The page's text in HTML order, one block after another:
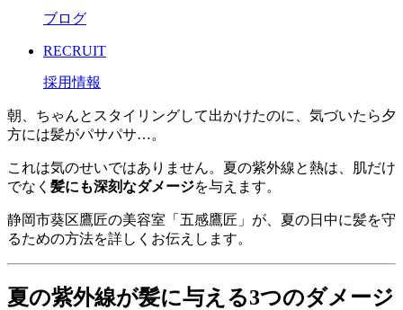
ブログ
RECRUIT
採用情報
朝、ちゃんとスタイリングして出かけたのに、気づいたら夕
方には髪がパサパサ…。
これは気のせいではありません。夏の紫外線と熱は、肌だけ
でなく 髪にも深刻なダメージを与えます。
静岡市葵区鷹匠の美容室「五感鷹匠」が、夏の日中に髪を守
るための方法を詳しくお伝えします。
夏の紫外線が髪に与える3つのダメージ